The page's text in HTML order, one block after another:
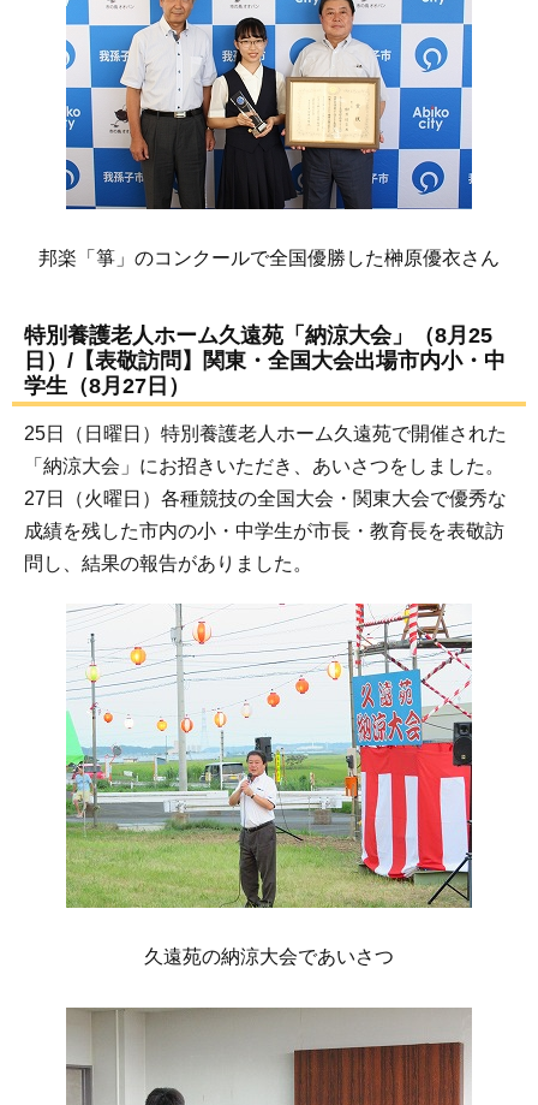
邦楽「箏」のコンクールで全国優勝した榊原優衣さん
特別養護老人ホーム久遠苑「納涼大会」（8月25
日）/【表敬訪問】関東・全国大会出場市内小・中
学生（8月27日）
25日（日曜日）特別養護老人ホーム久遠苑で開催された
「納涼大会」にお招きいただき、あいさつをしました。
27日（火曜日）各種競技の全国大会・関東大会で優秀な
成績を残した市内の小・中学生が市長・教育長を表敬訪
問し、結果の報告がありました。
久遠苑の納涼大会であいさつ